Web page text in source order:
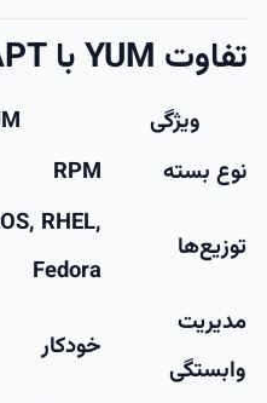
تفاوت YUM با APT
ویژگی
نوع بسته
RPM
توزیع‌ها
RHEL,
Fedora
مدیریت
وابستگی
خودکار